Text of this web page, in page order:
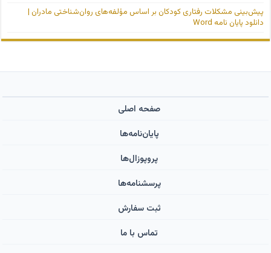
پیش‌بینی مشکلات رفتاری کودکان بر اساس مؤلفه‌های روان‌شناختی مادران |
دانلود پایان نامه Word
صفحه اصلی
پایان‌نامه‌ها
پروپوزال‌ها
پرسشنامه‌ها
ثبت سفارش
تماس با ما